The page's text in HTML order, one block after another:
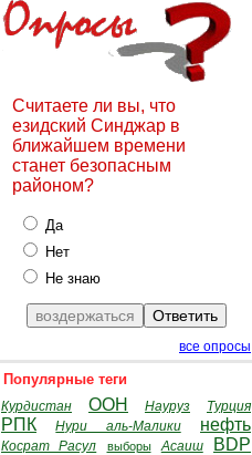
Считаете ли вы, что
езидский Синджар в
ближайшем времени
станет безопасным
районом?
Да
Нет
Не знаю
все опросы
Популярные теги
Курдистан ООН Науруз Турция
РПК Нури аль-Малики нефть
Косрат Расул выборы Асаиш BDP